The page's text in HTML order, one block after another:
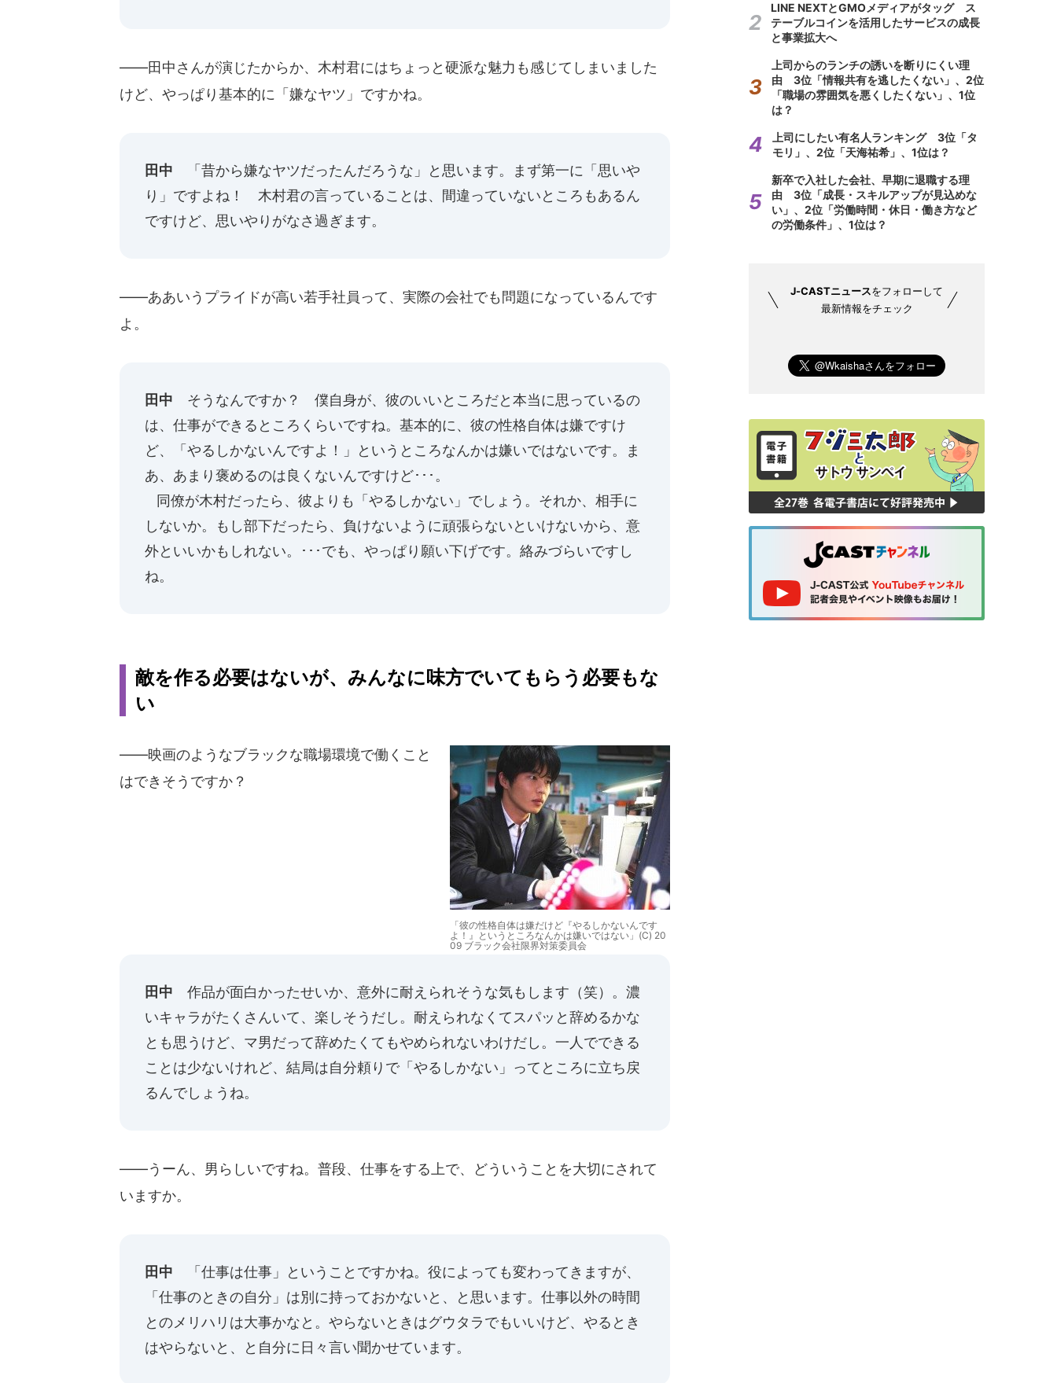
――田中さんが演じたからか、木村君にはちょっと硬派な魅力も感じてしまいました
けど、やっぱり基本的に「嫌なヤツ」ですかね。
田中 「昔から嫌なヤツだったんだろうな」と思います。まず第一に「思いや
り」ですよね！ 木村君の言っていることは、間違っていないところもあるん
ですけど、思いやりがなさ過ぎます。
――ああいうプライドが高い若手社員って、実際の会社でも問題になっているんです
よ。
田中 そうなんですか？ 僕自身が、彼のいいところだと本当に思っているの
は、仕事ができるところくらいですね。基本的に、彼の性格自体は嫌ですけ
ど、「やるしかないんですよ！」というところなんかは嫌いではないです。ま
あ、あまり褒めるのは良くないんですけど･･･。
同僚が木村だったら、彼よりも「やるしかない」でしょう。それか、相手に
しないか。もし部下だったら、負けないように頑張らないといけないから、意
外といいかもしれない。･･･でも、やっぱり願い下げです。絡みづらいですし
ね。
敵を作る必要はないが、みんなに味方でいてもらう必要もな
い
「彼の性格自体は嫌だけど『やるしかないんです
よ！』というところなんかは嫌いではない」(C) 20
09 ブラック会社限界対策委員会
――映画のようなブラックな職場環境で働くこと
はできそうですか？
田中 作品が面白かったせいか、意外に耐えられそうな気もします（笑）。濃
いキャラがたくさんいて、楽しそうだし。耐えられなくてスパッと辞めるかな
とも思うけど、マ男だって辞めたくてもやめられないわけだし。一人でできる
ことは少ないけれど、結局は自分頼りで「やるしかない」ってところに立ち戻
るんでしょうね。
――うーん、男らしいですね。普段、仕事をする上で、どういうことを大切にされて
いますか。
田中 「仕事は仕事」ということですかね。役によっても変わってきますが、
「仕事のときの自分」は別に持っておかないと、と思います。仕事以外の時間
とのメリハリは大事かなと。やらないときはグウタラでもいいけど、やるとき
はやらないと、と自分に日々言い聞かせています。
LINE NEXTとGMOメディアがタッグ ス
テーブルコインを活用したサービスの成長
と事業拡大へ
上司からのランチの誘いを断りにくい理
由 3位「情報共有を逃したくない」、2位
「職場の雰囲気を悪くしたくない」、1位
は？
上司にしたい有名人ランキング 3位「タ
モリ」、2位「天海祐希」、1位は？
新卒で入社した会社、早期に退職する理
由 3位「成長・スキルアップが見込めな
い」、2位「労働時間・休日・働き方など
の労働条件」、1位は？
J-CASTニュースをフォローして
最新情報をチェック